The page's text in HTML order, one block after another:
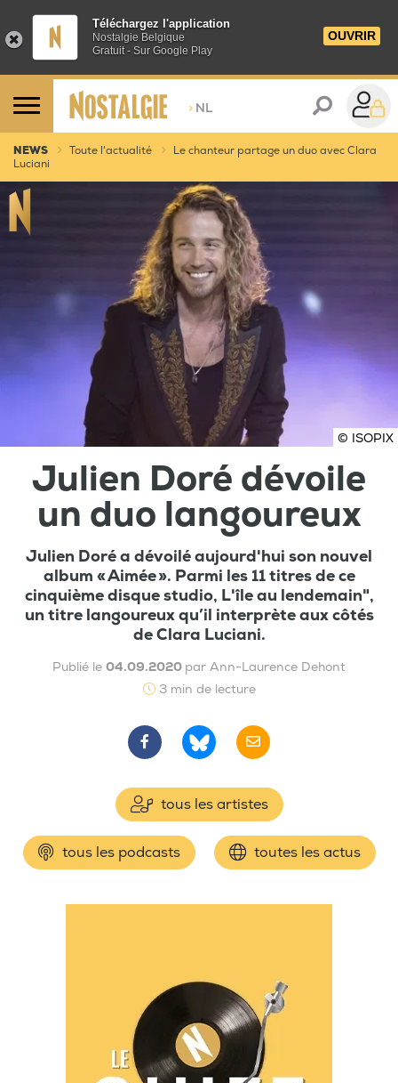
Téléchargez l'application
Nostalgie Belgique
Gratuit - Sur Google Play
OUVRIR
> NL
NEWS Toute l'actualité
Le chanteur partage un duo avec Clara
Luciani
© ISOPIX
Julien Doré dévoile
un duo langoureux
Julien Doré a dévoilé aujourd'hui son nouvel
album « Aimée ». Parmi les 11 titres de ce
cinquième disque studio, L'île au lendemain",
un titre langoureux qu’il interprète aux côtés
de Clara Luciani.
Publié le 04.09.2020 par Ann-Laurence Dehont
3 min de lecture
tous les artistes
tous les podcasts toutes les actus